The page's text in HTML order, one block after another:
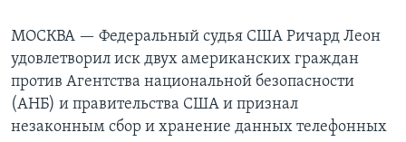
МОСКВА — Федеральный судья США Ричард Леон
удовлетворил иск двух американских граждан
против Агентства национальной безопасности
(АНБ) и правительства США и признал
незаконным сбор и хранение данных телефонных